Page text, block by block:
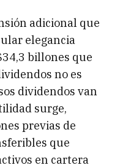
adicional que
elegancia
billones que
no es
dividendos van
surge,
previas de
que
en cartera